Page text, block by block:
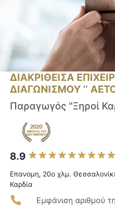
ΔΙΑΚΡΙΘΕΙΣΑ
ΔΙΑΓΩΝΙΣΜΟΥ ‘’
Παραγωγός "Ξηροί
8.9
Επανομη, 20ο χλμ.
Καρδία
Εμφάνιση αριθμού